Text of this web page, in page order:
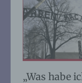
„Was habe